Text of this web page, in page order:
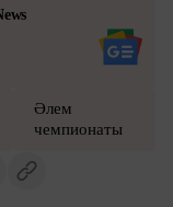
Әлем
чемпионаты